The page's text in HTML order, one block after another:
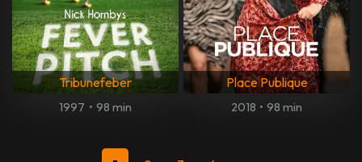
Tribunefeber
1997 • 98 min
Place Publique
2018 • 98 min